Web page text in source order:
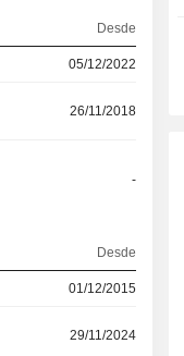
Desde
05/12/2022
26/11/2018
-
Desde
01/12/2015
29/11/2024